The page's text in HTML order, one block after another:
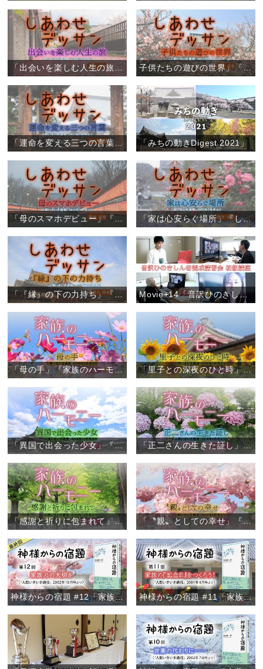
子供たちの遊びの世界」『しあわせデッサン』（5）
「運命を変える三つの言葉」『しあわせデッサン』（4） 「みちの動きDigest 2021」
「母のスマホデビュー」『しあわせデッサン』（3） 「家は心安らぐ場所」『しあわせデッサン』（2）
Movie+14「音訳ひのきしん者養成講習会 初級講座（オンライン）」
「母の手」『家族のハーモニー』（6） 「里子との深夜のひと時」『家族のハーモニー』（5）
「異国で出会った少女」『家族のハーモニー』（4） 「正二さんの生きた証し」『家族のハーモニー』（3）
「感謝と祈りに包まれて」『家族のハーモニー』（2） 「〝親〟としての幸せ」『家族のハーモニー』（1）
神様からの宿題 #12「家族力の大切さ」 神様からの宿題 #11「家族の『記念日』をつくろう！」